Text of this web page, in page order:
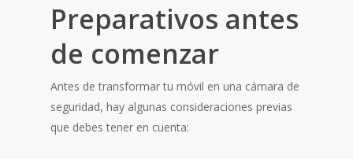
Preparativos antes
de comenzar
Antes de transformar tu móvil en una cámara de
seguridad, hay algunas consideraciones previas
que debes tener en cuenta: